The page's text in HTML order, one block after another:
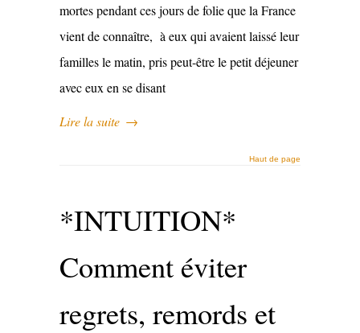
mortes pendant ces jours de folie que la France
vient de connaître, à eux qui avaient laissé leur
familles le matin, pris peut-être le petit déjeuner
avec eux en se disant
Lire la suite →
Haut de page
*INTUITION*
Comment éviter
regrets, remords et